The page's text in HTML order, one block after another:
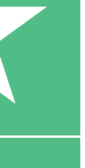
impegno